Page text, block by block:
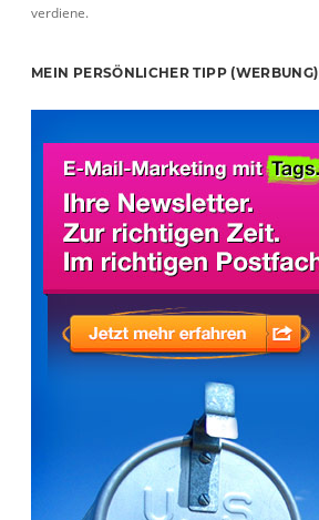
verdiene.
MEIN PERSÖNLICHER TIPP (WERBUNG)